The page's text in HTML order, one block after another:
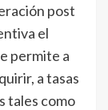
post
el
permite a
a tasas
tales como